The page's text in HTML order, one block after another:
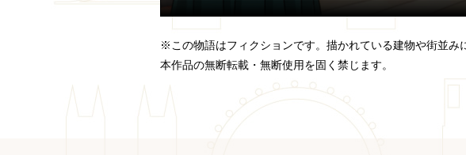
※この物語はフィクションです。描かれている建物や街並み
本作品の無断転載・無断使用を固く禁じます。